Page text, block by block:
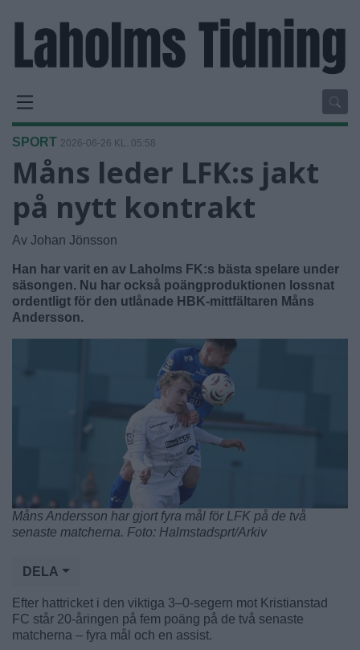
SPORT 2026-06-26 KL. 05:58
Måns leder LFK:s jakt
på nytt kontrakt
Av Johan Jönsson
Han har varit en av Laholms FK:s bästa spelare under
säsongen. Nu har också poängproduktionen lossnat
ordentligt för den utlånade HBK-mittfältaren Måns
Andersson.
Måns Andersson har gjort fyra mål för LFK på de två
senaste matcherna. Foto: Halmstadsprt/Arkiv
DELA
Efter hattricket i den viktiga 3–0-segern mot Kristianstad
FC står 20-åringen på fem poäng på de två senaste
matcherna – fyra mål och en assist.